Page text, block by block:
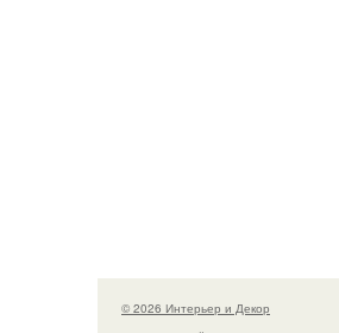
© 2026 Интерьер и Декор